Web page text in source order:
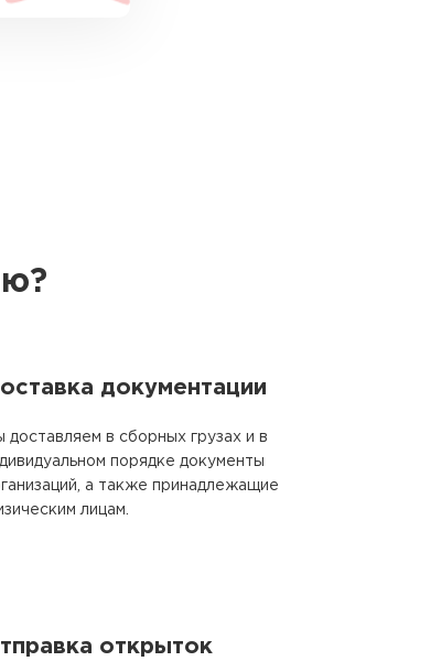
документации
доставляем в сборных грузах и в
порядке документы
а также принадлежащие
лицам.
открыток